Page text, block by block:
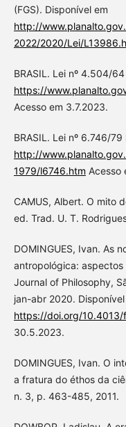
(FGS). Disponível em
http://
2022/2020/Lei/
BRASIL. Lei nº 4.504/
https://
Acesso em 3.7.2023.
BRASIL. Lei nº 6.746/
http://
1979/l6746.htm Acesso
CAMUS, Albert. O mito
ed. Trad. U. T.
DOMINGUES, Ivan. As
antropológica: aspectos
Journal of Philosophy,
jan-abr 2020. Disponível
https://doi.org/10.4013/
30.5.2023.
DOMINGUES, Ivan. O
a fratura do éthos da
n. 3, p. 463-485, 2011.